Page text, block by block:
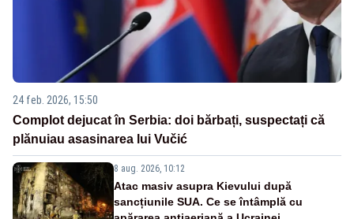
24 feb. 2026, 15:50
Complot dejucat în Serbia: doi bărbați, suspectați că
plănuiau asasinarea lui Vučić
8 aug. 2026, 10:12
Atac masiv asupra Kievului după
sancțiunile SUA. Ce se întâmplă cu